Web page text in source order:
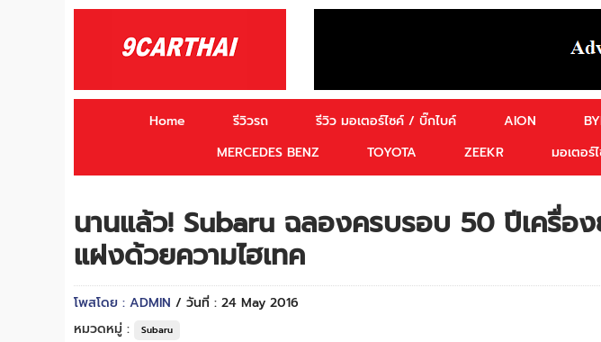
Home รีวิวรถ รีวิว มอเตอร์ไซค์ / บิ๊กไบค์ AION
MERCEDES BENZ
TOYOTA ZEEKR มอเตอร์
นานแล้ว! Subaru ฉลองครบรอบ 50 ปีเครื่อ
แฝงด้วยความไฮเทค
โพสโดย : ADMIN / วันที่ : 24 May 2016
หมวดหมู่ :
Subaru